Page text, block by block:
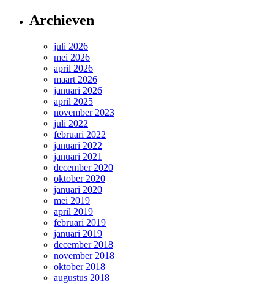
Archieven
juli 2026
mei 2026
april 2026
maart 2026
januari 2026
april 2025
november 2023
juli 2022
februari 2022
januari 2022
januari 2021
december 2020
oktober 2020
januari 2020
mei 2019
april 2019
februari 2019
januari 2019
december 2018
november 2018
oktober 2018
augustus 2018